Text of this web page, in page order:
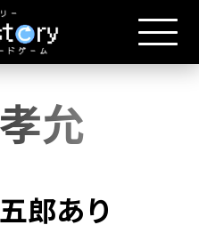
允
郎あり